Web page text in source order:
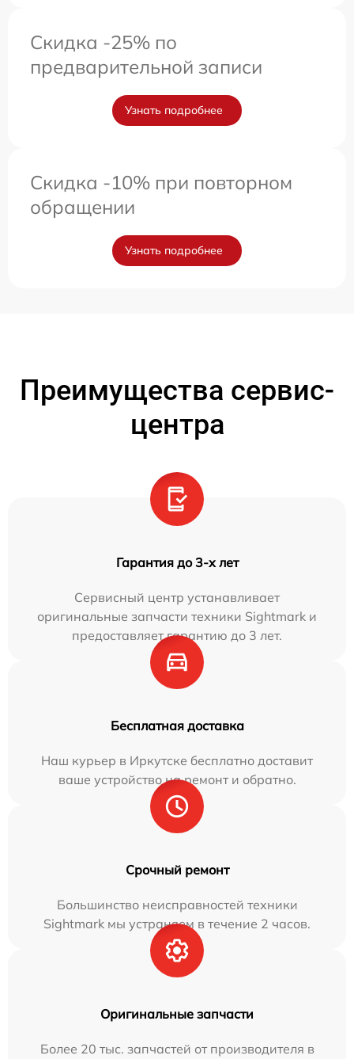
Скидка -25% по
предварительной записи
Узнать подробнее
Скидка -10% при повторном
обращении
Узнать подробнее
Преимущества сервис-
центра
Гарантия до 3-х лет
Сервисный центр устанавливает
оригинальные запчасти техники Sightmark и
предоставляет гарантию до 3 лет.
Бесплатная доставка
Наш курьер в Иркутске бесплатно доставит
ваше устройство на ремонт и обратно.
Срочный ремонт
Большинство неисправностей техники
Sightmark мы устраняем в течение 2 часов.
Оригинальные запчасти
Более 20 тыс. запчастей от производителя в